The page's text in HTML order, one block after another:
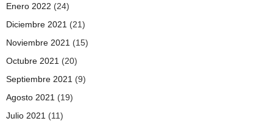
Enero 2022 (24)
Diciembre 2021 (21)
Noviembre 2021 (15)
Octubre 2021 (20)
Septiembre 2021 (9)
Agosto 2021 (19)
Julio 2021 (11)